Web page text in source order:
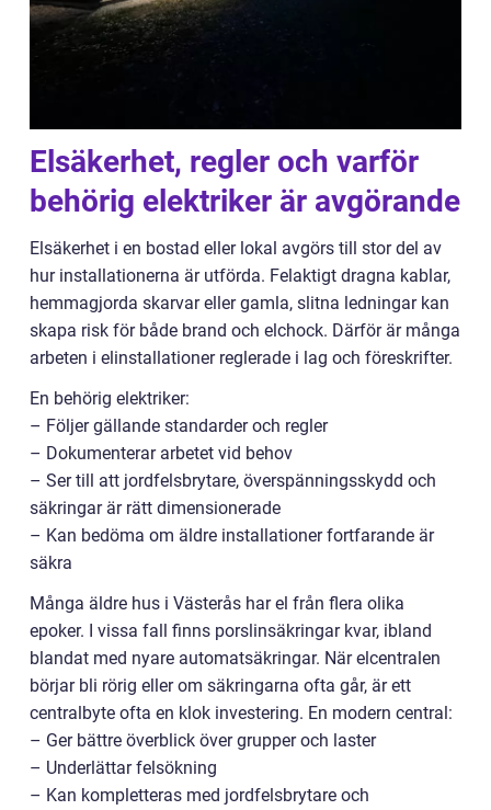
Elsäkerhet, regler och varför
behörig elektriker är avgörande
Elsäkerhet i en bostad eller lokal avgörs till stor del av
hur installationerna är utförda. Felaktigt dragna kablar,
hemmagjorda skarvar eller gamla, slitna ledningar kan
skapa risk för både brand och elchock. Därför är många
arbeten i elinstallationer reglerade i lag och föreskrifter.
En behörig elektriker:
– Följer gällande standarder och regler
– Dokumenterar arbetet vid behov
– Ser till att jordfelsbrytare, överspänningsskydd och
säkringar är rätt dimensionerade
– Kan bedöma om äldre installationer fortfarande är
säkra
Många äldre hus i Västerås har el från flera olika
epoker. I vissa fall finns porslinsäkringar kvar, ibland
blandat med nyare automatsäkringar. När elcentralen
börjar bli rörig eller om säkringarna ofta går, är ett
centralbyte ofta en klok investering. En modern central:
– Ger bättre överblick över grupper och laster
– Underlättar felsökning
– Kan kompletteras med jordfelsbrytare och